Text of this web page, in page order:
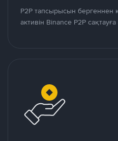
P2P тапсырысын бергеннен
активін Binance P2P